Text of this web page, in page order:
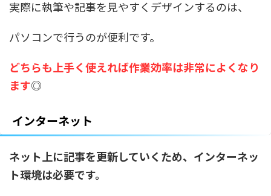
実際に執筆や記事を見やすくデザインするのは、
パソコンで行うのが便利です。
どちらも上手く使えれば作業効率は非常によくなり
ます◎
インターネット
ネット上に記事を更新していくため、インターネッ
ト環境は必要です。